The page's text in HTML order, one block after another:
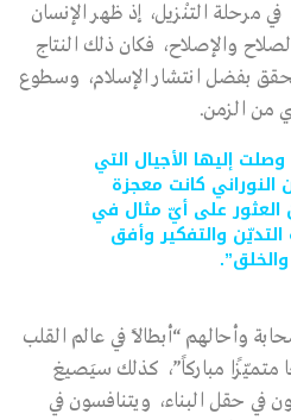
مرحلة التنْزيل، إذ ظهر الإنسان
والإصلاح، فكان ذلك النتاج
بفضل انتشار الإسلام، وسطوع
من الزمن.
إليها الأجيال التي
كانت معجزة
العثور على أيّ مثال في
والتفكير وأفق
وأحالهم “أبطالاً في عالم القلب
مباركاً”، كذلك سيَصيغ
في حقل البناء، ويتنافسون في